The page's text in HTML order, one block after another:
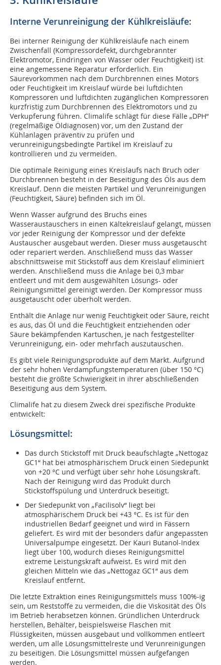
Interne Verunreinigung der Kühlkreisläufe:
Bei interner Reinigung der Kühlkreisläufe nach einem
Zwischenfall (Kompressordefekt, durchgebrannter
Elektromotor, Eindringen von Wasser oder Feuchtigkeit) ist
eine angemessene Reparatur erforderlich. Ein
Säurevorkommen nach dem Durchbrennen eines Motors
oder Feuchtigkeit im Kreislauf würde bei luftdichten
Kompressoren und luftdichten zugänglichen Kompressoren
kurzfristig zum Durchbrennen des Elektromotors und zu
Verkupferung führen. Climalife schlägt für diese Fälle „DPH“
(regelmäßige Öldiagnosen) vor, um den Zustand der
Kühlanlagen präventiv zu prüfen und
verunreinigungsbedingte Partikel im Kreislauf zu
kontrollieren und zu vermeiden.
Die optimale Reinigung eines Kreislaufs nach Bruch oder
Durchbrennen besteht in der Beseitigung des Öls aus dem
Kreislauf. Denn die meisten Partikel und Verunreinigungen
(Feuchtigkeit, Säure) befinden sich im Öl.
Wenn Wasser aufgrund des Bruchs eines
Wasseraustauschers in einen Kältekreislauf gelangt, müssen
vor jeder Reinigung der Kompressor und der defekte
Austauscher ausgebaut werden. Dieser muss ausgetauscht
oder repariert werden. Anschließend muss das Wasser
abschnittsweise mit Stickstoff aus dem Kreislauf eliminiert
werden. Anschließend muss die Anlage bei 0,3 mbar
entleert und mit dem ausgewählten Lösungs- oder
Reinigungsmittel gereinigt werden. Der Kompressor muss
ausgetauscht oder überholt werden.
Enthält die Anlage nur wenig Feuchtigkeit oder Säure, reicht
es aus, das Öl und die Feuchtigkeit entziehenden oder
Säure bekämpfenden Kartuschen, je nach festgestellter
Verunreinigung, ein- oder mehrfach auszutauschen.
Es gibt viele Reinigungsprodukte auf dem Markt. Aufgrund
der sehr hohen Verdampfungstemperaturen (über 150 °C)
besteht die größte Schwierigkeit in ihrer abschließenden
Beseitigung aus dem System.
Climalife hat zu diesem Zweck drei spezifische Produkte
entwickelt:
Lösungsmittel:
Das durch Stickstoff mit Druck beaufschlagte „Nettogaz
GC1“ hat bei atmosphärischem Druck einen Siedepunkt
von +20 °C und verfügt über sehr hohe Lösungskraft.
Nach der Reinigung wird das Produkt durch
Stickstoffspülung und Unterdruck beseitigt.
Der Siedepunkt von „Facilisolv“ liegt bei
atmosphärischem Druck bei +43 °C. Es ist für den
industriellen Bedarf geeignet und wird in Fässern
geliefert. Es wird mit der besonders dafür angepassten
Universalpumpe eingesetzt. Der Kauri Butanol-Index
liegt über 100, wodurch dieses Reinigungsmittel
extreme Leistungskraft aufweist. Es wird mit den
gleichen Mitteln wie das „Nettogaz GC1“ aus dem
Kreislauf entfernt.
Die letzte Extraktion eines Reinigungsmittels muss 100%-ig
sein, um Reststoffe zu vermeiden, die die Viskosität des Öls
im Betrieb herabsetzen können. Gründlichen Unterdruck
herstellen, Behälter, beispielsweise Flaschen mit
Flüssigkeiten, müssen ausgebaut und vollkommen entleert
werden, um alle Lösungsmittelreste und Verunreinigungen
zu beseitigen. Die Lösungsmittel müssen aufgefangen
werden.